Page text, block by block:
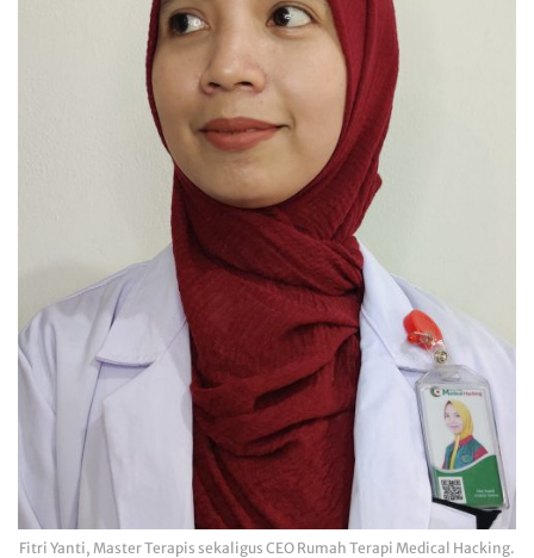
Fitri Yanti, Master Terapis sekaligus CEO Rumah Terapi Medical Hacking.